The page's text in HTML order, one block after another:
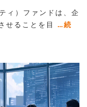
ィ）ファンドは、企
せることを目 …続